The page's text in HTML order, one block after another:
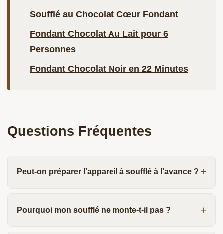
Soufflé au Chocolat Cœur Fondant
Fondant Chocolat Au Lait pour 6
Personnes
Fondant Chocolat Noir en 22 Minutes
Questions Fréquentes
Peut-on préparer l'appareil à soufflé à l'avance ?
Pourquoi mon soufflé ne monte-t-il pas ?